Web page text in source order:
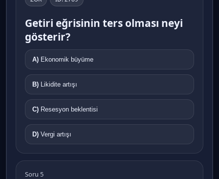
Getiri eğrisinin ters olması neyi
gösterir?
A) Ekonomik büyüme
B) Likidite artışı
C) Resesyon beklentisi
D) Vergi artışı
Soru 5